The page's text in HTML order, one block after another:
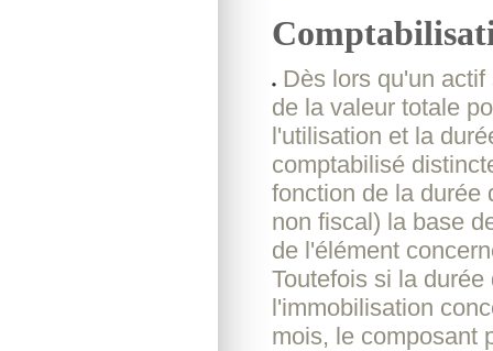
Dès lors qu'un
de la valeur totale
l'utilisation et la
comptabilisé
fonction de la durée
non fiscal) la base
de l'élément
Toutefois si la
l'immobilisation
mois, le composant